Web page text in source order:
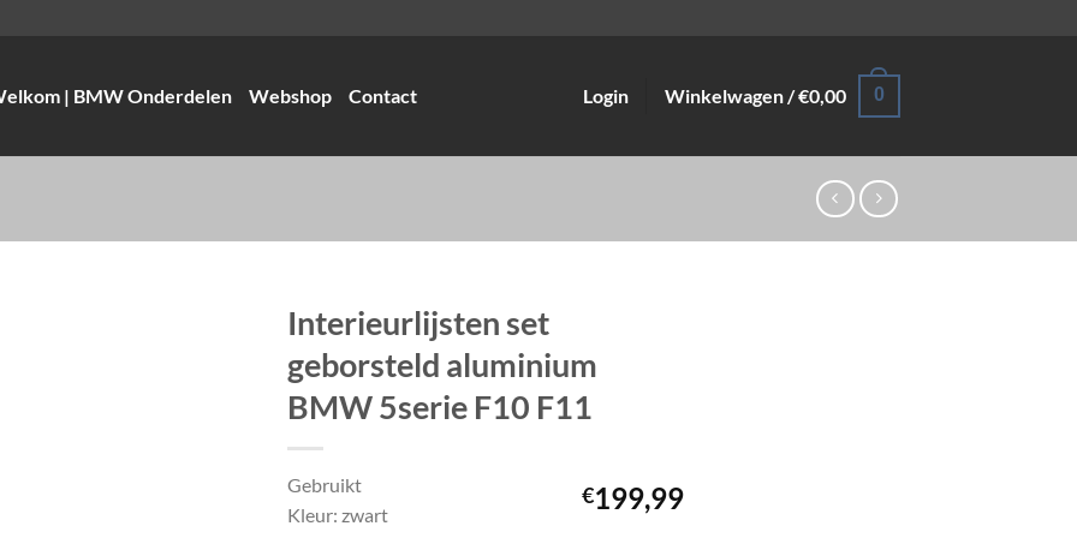
| BMW Onderdelen
Webshop Contact Login Winkelwagen /€0,00 0
Interieurlijsten set
geborsteld aluminium
BMW 5serie F10 F11
€199,99
Gebruikt
Kleur: zwart